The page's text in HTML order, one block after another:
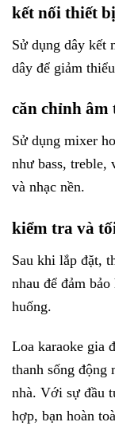
kết nối thiết bị
Sử dụng dây kết
dây để giảm
căn chỉnh âm
Sử dụng mixer
như bass, treble,
và nhạc nền.
kiểm tra và
Sau khi lắp đặt,
nhau để đảm
huống.
Loa karaoke gia
thanh sống động
nhà. Với sự đầu
hợp, bạn hoàn